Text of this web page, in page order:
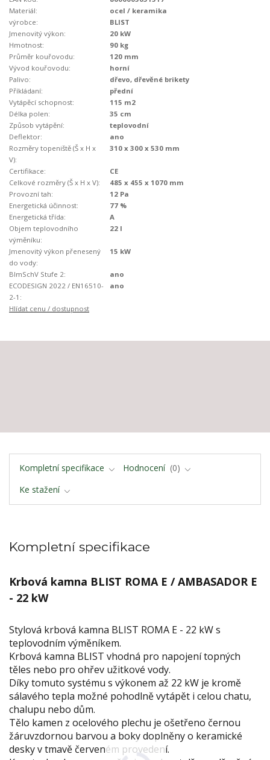
Materiál:
ocel / keramika
výrobce:
BLIST
Jmenovitý výkon:
20 kW
Hmotnost:
90 kg
Průměr kouřovodu:
120 mm
Vývod kouřovodu:
horní
Palivo:
dřevo, dřevěné brikety
Příkládaní:
přední
Vytápěcí schopnost:
115 m2
Délka polen:
35 cm
Způsob vytápění:
teplovodní
Deflektor:
ano
Rozměry topeniště (Š x H x
V):
310 x 300 x 530 mm
Certifikace:
CE
Celkové rozměry (Š x H x V):
485 x 455 x 1070 mm
Provozní tah:
12 Pa
Energetická účinnost:
77 %
Energetická třída:
A
Objem teplovodního
výměníku:
22 l
Jmenovitý výkon přenesený
do vody:
15 kW
BImSchV Stufe 2:
ano
ECODESIGN 2022 / EN16510-
2-1:
ano
Hlídat cenu / dostupnost
Kompletní specifikace Hodnocení
0
Ke stažení
Kompletní specifikace
Krbová kamna BLIST ROMA E / AMBASADOR E
- 22 kW
Stylová krbová kamna BLIST ROMA E - 22 kW s
teplovodním výměníkem.
Krbová kamna BLIST vhodná pro napojení topných
těles nebo pro ohřev užitkové vody.
Díky tomuto systému s výkonem až 22 kW je kromě
sálavého tepla možné pohodlně vytápět i celou chatu,
chalupu nebo dům.
Tělo kamen z ocelového plechu je ošetřeno černou
žáruvzdornou barvou a boky doplněny o keramické
desky v tmavě červeném provedení.